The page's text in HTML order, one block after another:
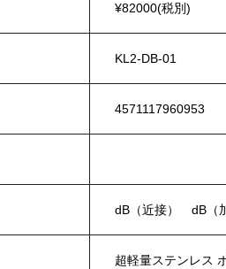
¥82000(税別)
KL2-DB-01
4571117960953
dB（近接） dB（
超軽量ステンレス